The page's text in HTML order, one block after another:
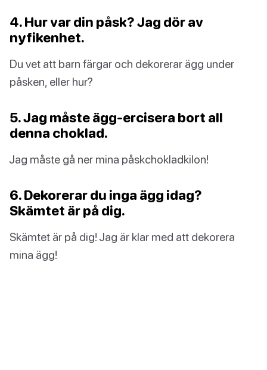
4. Hur var din påsk? Jag dör av
nyfikenhet.
Du vet att barn färgar och dekorerar ägg under
påsken, eller hur?
5. Jag måste ägg-ercisera bort all
denna choklad.
Jag måste gå ner mina påskchokladkilon!
6. Dekorerar du inga ägg idag?
Skämtet är på dig.
Skämtet är på dig! Jag är klar med att dekorera
mina ägg!